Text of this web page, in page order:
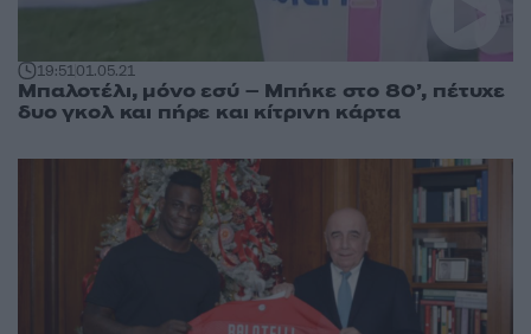
19:5101.05.21
Μπαλοτέλι, μόνο εσύ – Μπήκε στο 80’, πέτυχε
δυο γκολ και πήρε και κίτρινη κάρτα